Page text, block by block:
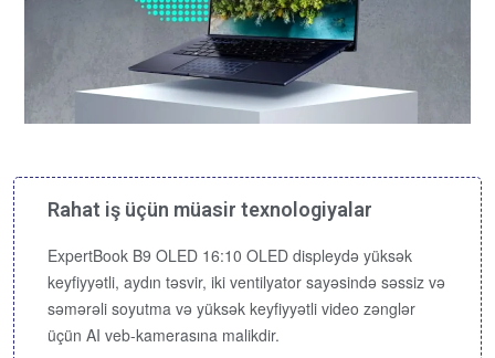
Rahat iş üçün müasir texnologiyalar
ExpertBook B9 OLED 16:10 OLED displeydə yüksək
keyfiyyətli, aydın təsvir, iki ventilyator sayəsində səssiz və
səmərəli soyutma və yüksək keyfiyyətli video zənglər
üçün AI veb-kamerasına malikdir.